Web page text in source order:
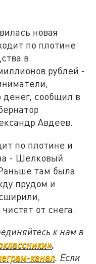
новая
по плотине
в
рублей -
денег, сообщил в
Авдеев.
по плотине и
- Шелковый
там была
прудом и
от снега.
к нам в
,
канал. Если